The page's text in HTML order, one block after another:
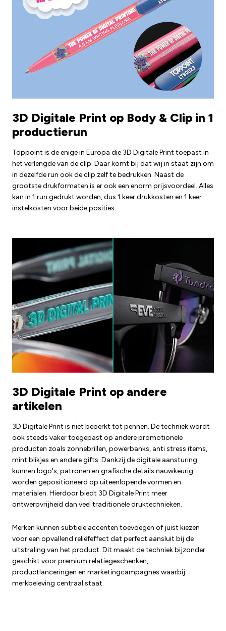
3D Digitale Print op Body & Clip in 1
productierun
Toppoint is de enige in Europa die 3D Digitale Print toepast in
het verlengde van de clip. Daar komt bij dat wij in staat zijn om
in dezelfde run ook de clip zelf te bedrukken. Naast de
grootste drukformaten is er ook een enorm prijsvoordeel. Alles
kan in 1 run gedrukt worden, dus 1 keer drukkosten en 1 keer
instelkosten voor beide posities.
3D Digitale Print op andere
artikelen
3D Digitale Print is niet beperkt tot pennen. De techniek wordt
ook steeds vaker toegepast op andere promotionele
producten zoals zonnebrillen, powerbanks, anti stress items,
mint blikjes en andere gifts. Dankzij de digitale aansturing
kunnen logo's, patronen en grafische details nauwkeurig
worden gepositioneerd op uiteenlopende vormen en
materialen. Hierdoor biedt 3D Digitale Print meer
ontwerpvrijheid dan veel traditionele druktechnieken.
Merken kunnen subtiele accenten toevoegen of juist kiezen
voor een opvallend reliëfeffect dat perfect aansluit bij de
uitstraling van het product. Dit maakt de techniek bijzonder
geschikt voor premium relatiegeschenken,
productlanceringen en marketingcampagnes waarbij
merkbeleving centraal staat.